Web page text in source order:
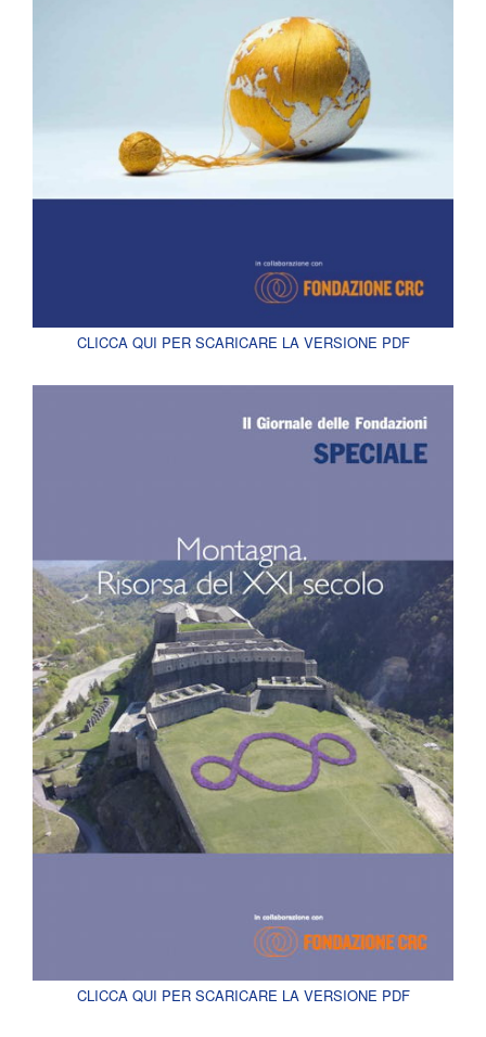
CLICCA QUI PER SCARICARE LA VERSIONE PDF
CLICCA QUI PER SCARICARE LA VERSIONE PDF